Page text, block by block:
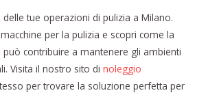
delle tue operazioni di pulizia a Milano.
per la pulizia e scopri come la
contribuire a mantenere gli ambienti
Visita il nostro sito di noleggio
per trovare la soluzione perfetta per